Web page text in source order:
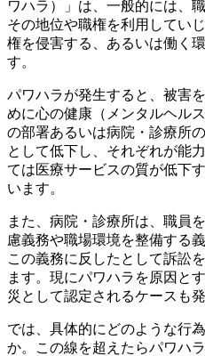
ワハラ）」は、一般的には、
その地位や職権を利用してい
権を侵害する、あるいは働く
す。
パワハラが発生すると、被害
めに心の健康（メンタルヘル
の部署あるいは病院・診療所
として低下し、それぞれが能
ては医療サービスの質が低下
います。
また、病院・診療所は、職員
慮義務や職場環境を整備する
この義務に反したとして訴訟
ます。現にパワハラを原因と
災として認定されるケースも
では、具体的にどのような行
か。この線を超えたらパワハ